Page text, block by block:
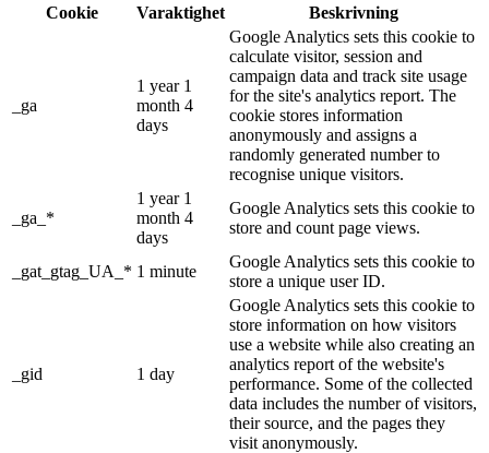
Cookie
Varaktighet Beskrivning
_ga
1 year 1
month 4
days
Google Analytics sets this cookie to
calculate visitor, session and
campaign data and track site usage
for the site's analytics report. The
cookie stores information
anonymously and assigns a
randomly generated number to
recognise unique visitors.
_ga_*
1 year 1
month 4
days
Google Analytics sets this cookie to
store and count page views.
_gat_gtag_UA_* 1 minute
Google Analytics sets this cookie to
store a unique user ID.
_gid 1 day
Google Analytics sets this cookie to
store information on how visitors
use a website while also creating an
analytics report of the website's
performance. Some of the collected
data includes the number of visitors,
their source, and the pages they
visit anonymously.